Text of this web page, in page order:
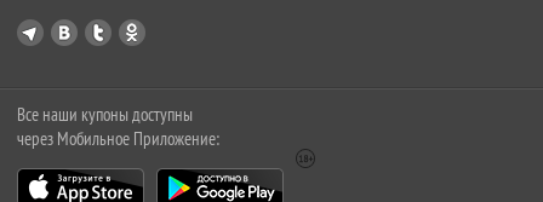
Все наши купоны доступны
через Мобильное Приложение: